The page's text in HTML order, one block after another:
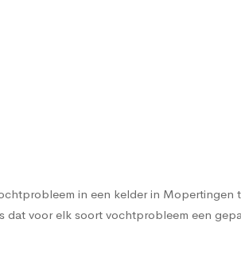
in een kelder in Mopertingen
dat voor elk soort vochtprobleem een